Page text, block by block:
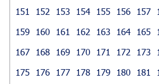
151
152 153 154 155 156 157
159
160 161 162 163 164 165
167
168 169 170 171 172 173
175
176 177 178 179 180 181